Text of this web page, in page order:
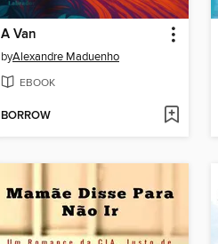
A Van
byAlexandre Maduenho
EBOOK
BORROW